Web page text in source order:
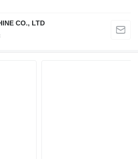
CO., LTD